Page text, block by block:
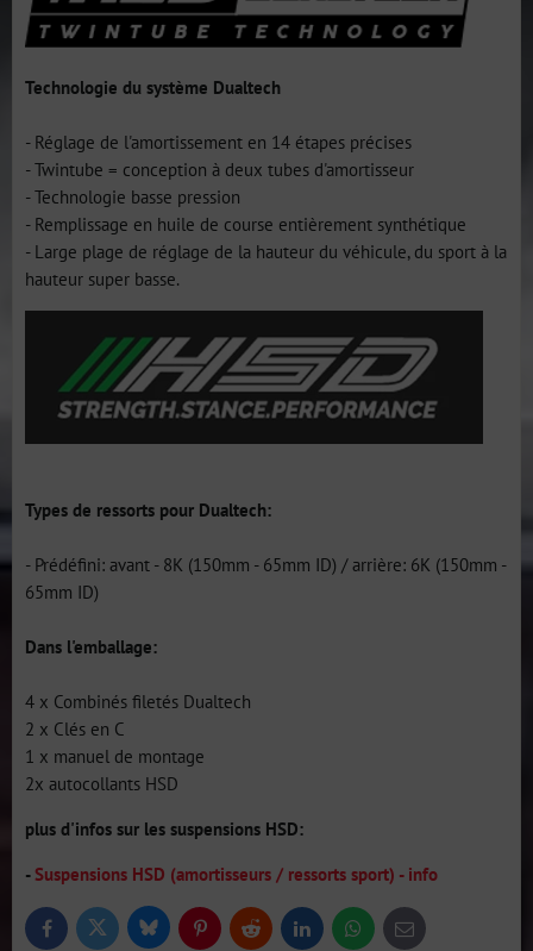
Technologie du système Dualtech
- Réglage de l'amortissement en 14 étapes précises
- Twintube = conception à deux tubes d'amortisseur
- Technologie basse pression
- Remplissage en huile de course entièrement synthétique
- Large plage de réglage de la hauteur du véhicule, du sport à la
hauteur super basse.
Types de ressorts pour Dualtech:
- Prédéfini: avant - 8K (150mm - 65mm ID) / arrière: 6K (150mm -
65mm ID)
Dans l'emballage:
4 x Combinés filetés Dualtech
2 x Clés en C
1 x manuel de montage
2x autocollants HSD
plus d'infos sur les suspensions HSD:
- Suspensions HSD (amortisseurs / ressorts sport) - info
FacebookTwitter BlueskyPinterestReddit LinkedInWhatsApp
E-